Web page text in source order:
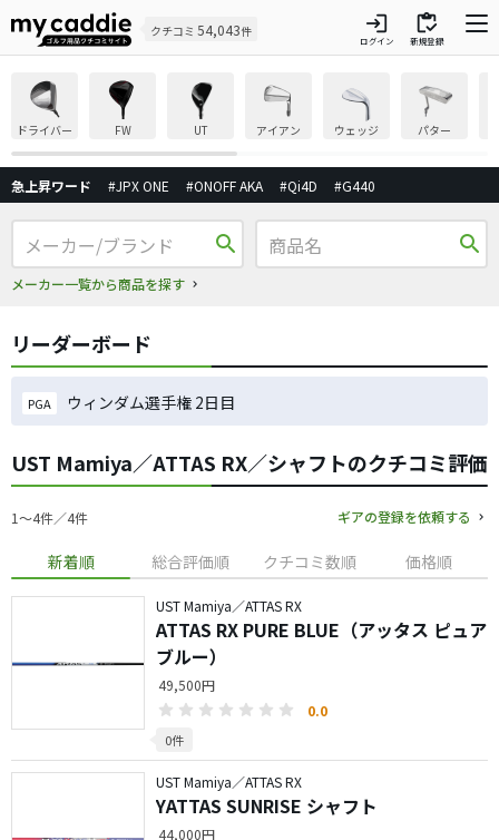
クチコミ 54,043件 login
ログイン
inventory
新規登録
ドライバー FW UT アイアン ウェッジ パター
急上昇ワード #JPX ONE #ONOFF AKA #Qi4D #G440
search
メーカー一覧から商品を探す
search
リーダーボード
PGA ウィンダム選手権 2日目
UST Mamiya／ATTAS RX／シャフトのクチコミ評価
1〜4件／4件 ギアの登録を依頼する
新着順 総合評価順 クチコミ数順 価格順
UST Mamiya／ATTAS RX
ATTAS RX PURE BLUE（アッタス ピュア
ブルー）
49,500円
0.0
0件
UST Mamiya／ATTAS RX
YATTAS SUNRISE シャフト
44,000円